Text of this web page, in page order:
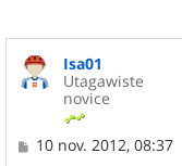
Isa01
Utagawiste
novice
M10 nov. 2012, 08:37